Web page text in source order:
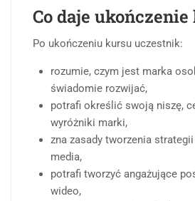
Co daje
Po ukończeniu kursu uczestnik:
rozumie, czym jest marka
świadomie rozwijać,
potrafi określić swoją niszę,
wyróżniki marki,
zna zasady tworzenia
media,
potrafi tworzyć angażujące
wideo,